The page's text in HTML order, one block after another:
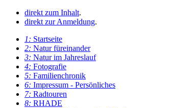
direkt zum Inhalt.
direkt zur Anmeldung.
1: Startseite
2: Natur füreinander
3: Natur im Jahreslauf
4: Fotografie
5: Familienchronik
6: Impressum - Persönliches
7: Radtouren
8: RHADE